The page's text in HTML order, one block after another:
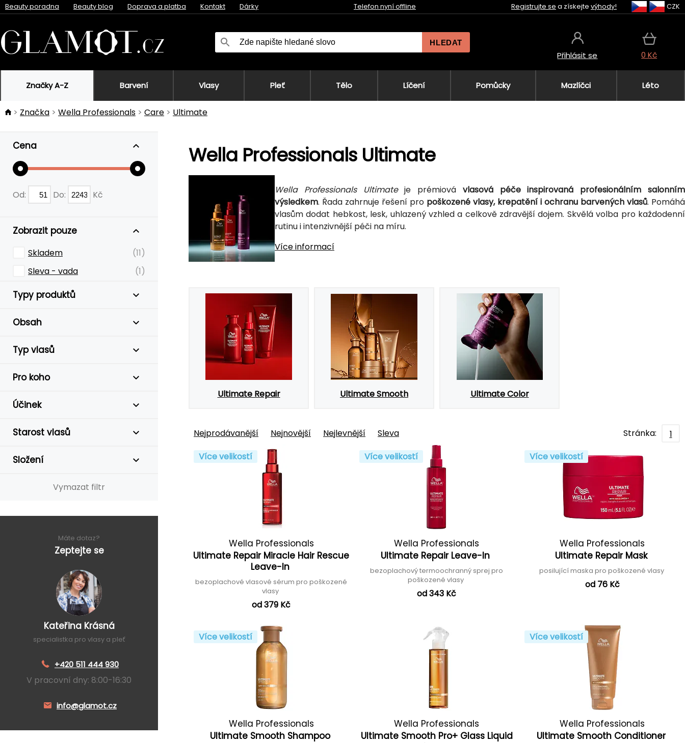
Beauty poradna Beauty blog Doprava a platba Kontakt Dárky Telefon nyní offline Registrujte se a získejte výhody! CZK
HLEDAT
Přihlásit se 0 Kč
Značky A-Z Barvení Vlasy Pleť Tělo Líčení Pomůcky Mazlíčci Léto
Značka Wella Professionals Care Ultimate
Cena
Od: Do: Kč
Zobrazit pouze
Skladem
(11)
Sleva - vada
(1)
Typy produktů
Obsah
Typ vlasů
Pro koho
Účinek
Starost vlasů
Složení
Vymazat filtr
Máte dotaz?
Zeptejte se
Kateřina Krásná
specialistka pro vlasy a pleť
+420 511 444 930
V pracovní dny: 8:00-16:30
info@glamot.cz
Wella Professionals Ultimate
Wella Professionals Ultimateje prémiová vlasová péče inspirovaná profesionálním salonním
výsledkem. Řada zahrnuje řešení pro poškozené vlasy, krepatění i ochranu barvených vlasů. Pomáhá
vlasům dodat hebkost, lesk, uhlazený vzhled a celkově zdravější dojem. Skvělá volba pro každodenní
rutinu i intenzivnější péči na míru.
Více informací
Ultimate Repair Ultimate Smooth Ultimate Color
Nejprodávanější Nejnovější Nejlevnější Sleva Stránka:
1
Více velikostí
Wella Professionals
Ultimate Repair Miracle Hair Rescue
Leave-In
bezoplachové vlasové sérum pro poškozené
vlasy
od 379 Kč
Více velikostí
Wella Professionals
Ultimate Repair Leave-In
bezoplachový termoochranný sprej pro
poškozené vlasy
od 343 Kč
Více velikostí
Wella Professionals
Ultimate Repair Mask
posilující maska pro poškozené vlasy
od 76 Kč
Více velikostí
Wella Professionals
Ultimate Smooth Shampoo
Wella Professionals
Ultimate Smooth Pro+ Glass Liquid
Více velikostí
Wella Professionals
Ultimate Smooth Conditioner